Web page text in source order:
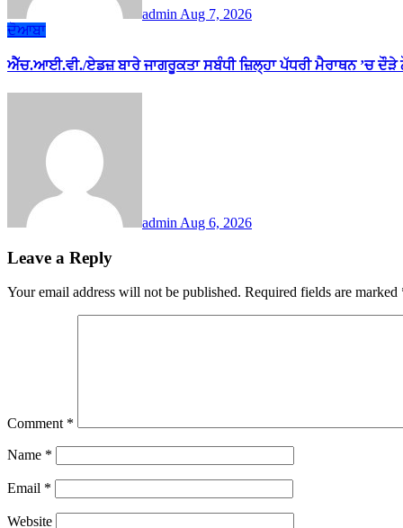
admin Aug 7, 2026
ਦੋਆਬਾ
ਐੱਚ.ਆਈ.ਵੀ./ਏਡਜ਼ ਬਾਰੇ ਜਾਗਰੂਕਤਾ ਸਬੰਧੀ ਜ਼ਿਲ੍ਹਾ ਪੱਧਰੀ ਮੈਰਾਥਨ ’ਚ ਦੌੜੇ
admin Aug 6, 2026
Leave a Reply
Your email address will not be published. Required fields are marked
Comment *
Name *
Email *
Website